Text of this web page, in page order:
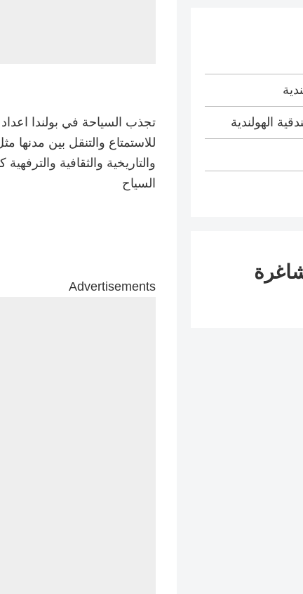
للاستمتاع والتنقل بين مدنها
والتاريخية والثقافية
السياح
Advertisements
الهولندية